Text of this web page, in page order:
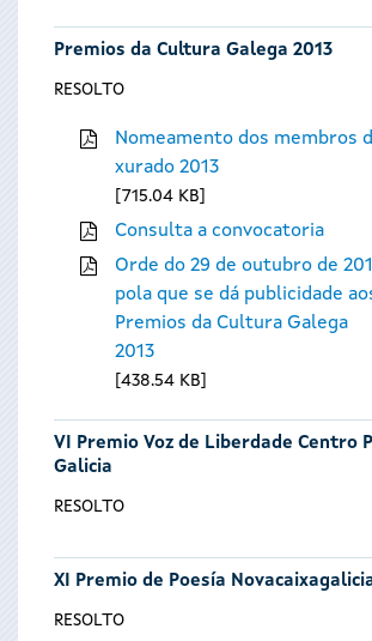
Premios da Cultura Galega 2013
RESOLTO
Nomeamento dos membros
xurado 2013
715.04 KB
Consulta a convocatoria
Orde do 29 de outubro de
pola que se dá publicidade
Premios da Cultura Galega
2013
438.54 KB
VI Premio Voz de Liberdade Centro
Galicia
RESOLTO
XI Premio de Poesía
RESOLTO